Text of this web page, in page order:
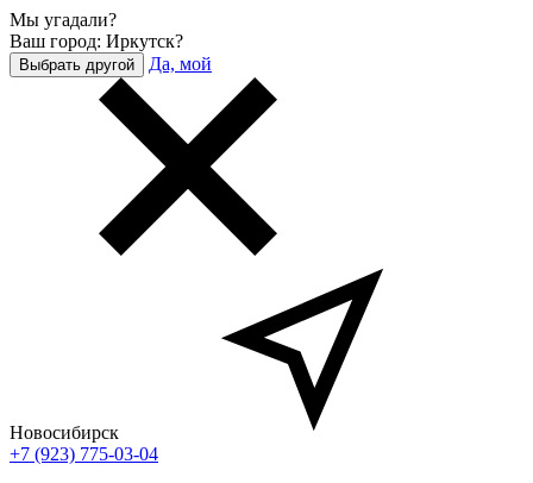
Мы угадали?
Ваш город: Иркутск?
Выбрать другой Да, мой
Новосибирск
+7 (923) 775-03-04